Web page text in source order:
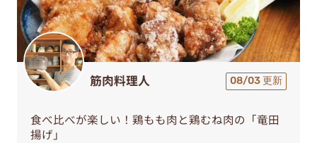
筋肉料理人 08/03 更新
食べ比べが楽しい！鶏もも肉と鶏むね肉の「竜田
揚げ」